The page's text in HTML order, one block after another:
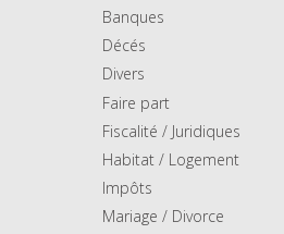
Banques
Décés
Divers
Faire part
Fiscalité / Juridiques
Habitat / Logement
Impôts
Mariage / Divorce